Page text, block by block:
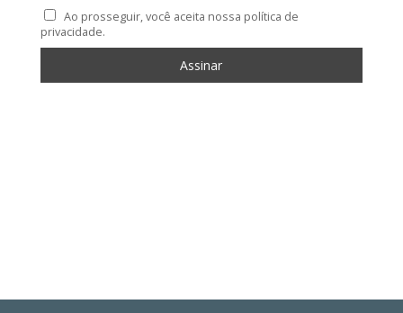
Ao prosseguir, você aceita nossa política de
privacidade.